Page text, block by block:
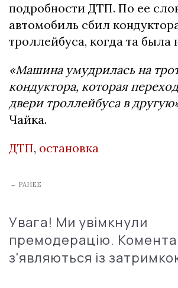
подробности ДТП. По ее
автомобиль сбил
троллейбуса, когда та была
«Машина умудрилась на
кондуктора, которая
двери троллейбуса в другую
Чайка.
ДТП, остановка
← РАНЕЕ
Увага! Ми увімкнули
премодерацію.
з'являються із